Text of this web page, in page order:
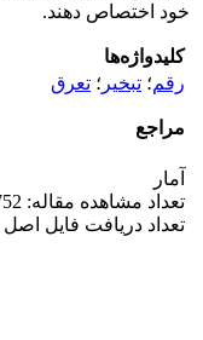
خود اختصاص دهند.
کلیدواژه‌ها
رقم؛ تبخیر ؛ تعرق
مراجع
آمار
تعداد مشاهده مقاله: 752
تعداد دریافت فایل اصل